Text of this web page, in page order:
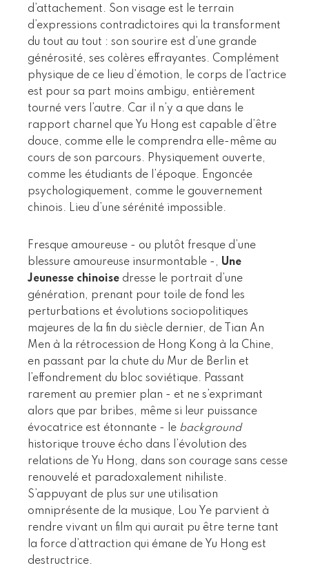
d’attachement. Son visage est le terrain
d’expressions contradictoires qui la transforment
du tout au tout : son sourire est d’une grande
générosité, ses colères effrayantes. Complément
physique de ce lieu d’émotion, le corps de l’actrice
est pour sa part moins ambigu, entièrement
tourné vers l’autre. Car il n’y a que dans le
rapport charnel que Yu Hong est capable d’être
douce, comme elle le comprendra elle-même au
cours de son parcours. Physiquement ouverte,
comme les étudiants de l’époque. Engoncée
psychologiquement, comme le gouvernement
chinois. Lieu d’une sérénité impossible.
Fresque amoureuse - ou plutôt fresque d’une
blessure amoureuse insurmontable -, Une
Jeunesse chinoise dresse le portrait d’une
génération, prenant pour toile de fond les
perturbations et évolutions sociopolitiques
majeures de la fin du siècle dernier, de Tian An
Men à la rétrocession de Hong Kong à la Chine,
en passant par la chute du Mur de Berlin et
l’effondrement du bloc soviétique. Passant
rarement au premier plan - et ne s’exprimant
alors que par bribes, même si leur puissance
évocatrice est étonnante - le background
historique trouve écho dans l’évolution des
relations de Yu Hong, dans son courage sans cesse
renouvelé et paradoxalement nihiliste.
S’appuyant de plus sur une utilisation
omniprésente de la musique, Lou Ye parvient à
rendre vivant un film qui aurait pu être terne tant
la force d’attraction qui émane de Yu Hong est
destructrice.